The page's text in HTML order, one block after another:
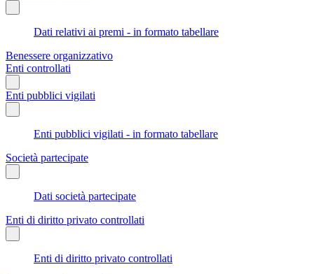
Dati relativi ai premi - in formato tabellare
Benessere organizzativo
Enti controllati
Enti pubblici vigilati
Enti pubblici vigilati - in formato tabellare
Società partecipate
Dati società partecipate
Enti di diritto privato controllati
Enti di diritto privato controllati